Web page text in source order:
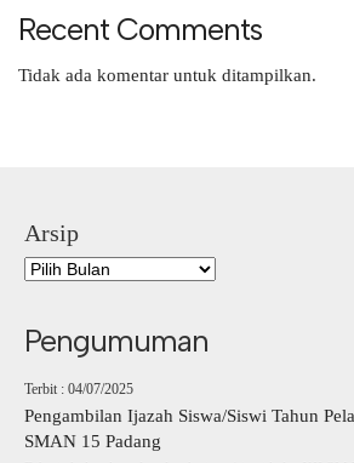
Recent Comments
Tidak ada komentar untuk ditampilkan.
Arsip
Pengumuman
Terbit : 04/07/2025
Pengambilan Ijazah Siswa/Siswi Tahun
SMAN 15 Padang